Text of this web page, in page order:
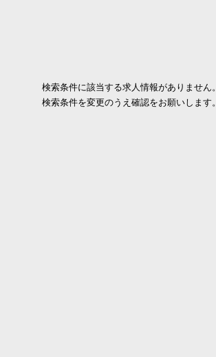
検索条件に該当する求人情報がありません。
検索条件を変更のうえ確認をお願いします。